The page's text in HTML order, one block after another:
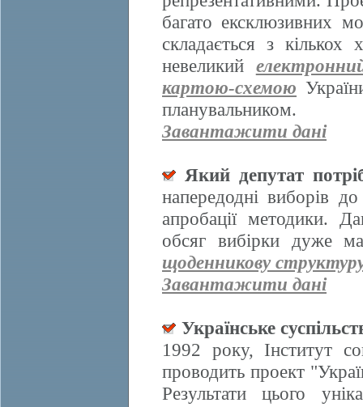
багато ексклюзивних
складається з
невеликий
картою-схемою
планувальником.
Завантажити дані
Який депутат
напередодні виборів
апробації методики.
обсяг вибірки дуже
щоденникову
Завантажити дані
Українське
1992 року, Інститут
проводить проект
Результати цього